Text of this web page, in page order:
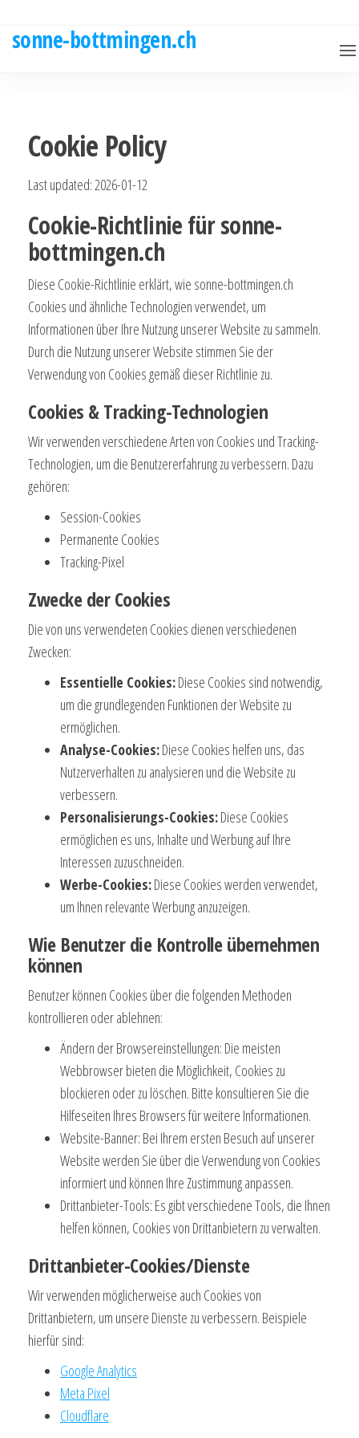
sonne-bottmingen.ch
Cookie Policy
Last updated: 2026-01-12
Cookie-Richtlinie für sonne-
bottmingen.ch
Diese Cookie-Richtlinie erklärt, wie sonne-bottmingen.ch
Cookies und ähnliche Technologien verwendet, um
Informationen über Ihre Nutzung unserer Website zu sammeln.
Durch die Nutzung unserer Website stimmen Sie der
Verwendung von Cookies gemäß dieser Richtlinie zu.
Cookies & Tracking-Technologien
Wir verwenden verschiedene Arten von Cookies und Tracking-
Technologien, um die Benutzererfahrung zu verbessern. Dazu
gehören:
Session-Cookies
Permanente Cookies
Tracking-Pixel
Zwecke der Cookies
Die von uns verwendeten Cookies dienen verschiedenen
Zwecken:
Essentielle Cookies:Diese Cookies sind notwendig,
um die grundlegenden Funktionen der Website zu
ermöglichen.
Analyse-Cookies:Diese Cookies helfen uns, das
Nutzerverhalten zu analysieren und die Website zu
verbessern.
Personalisierungs-Cookies:Diese Cookies
ermöglichen es uns, Inhalte und Werbung auf Ihre
Interessen zuzuschneiden.
Werbe-Cookies:Diese Cookies werden verwendet,
um Ihnen relevante Werbung anzuzeigen.
Wie Benutzer die Kontrolle übernehmen
können
Benutzer können Cookies über die folgenden Methoden
kontrollieren oder ablehnen:
Ändern der Browsereinstellungen: Die meisten
Webbrowser bieten die Möglichkeit, Cookies zu
blockieren oder zu löschen. Bitte konsultieren Sie die
Hilfeseiten Ihres Browsers für weitere Informationen.
Website-Banner: Bei Ihrem ersten Besuch auf unserer
Website werden Sie über die Verwendung von Cookies
informiert und können Ihre Zustimmung anpassen.
Drittanbieter-Tools: Es gibt verschiedene Tools, die Ihnen
helfen können, Cookies von Drittanbietern zu verwalten.
Drittanbieter-Cookies/Dienste
Wir verwenden möglicherweise auch Cookies von
Drittanbietern, um unsere Dienste zu verbessern. Beispiele
hierfür sind:
Google Analytics
Meta Pixel
Cloudflare